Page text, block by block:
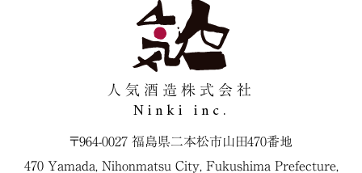
人気酒造株式会社
Ninki inc.
〒964-0027 福島県二本松市山田470番地
470 Yamada, Nihonmatsu City, Fukushima Prefecture,